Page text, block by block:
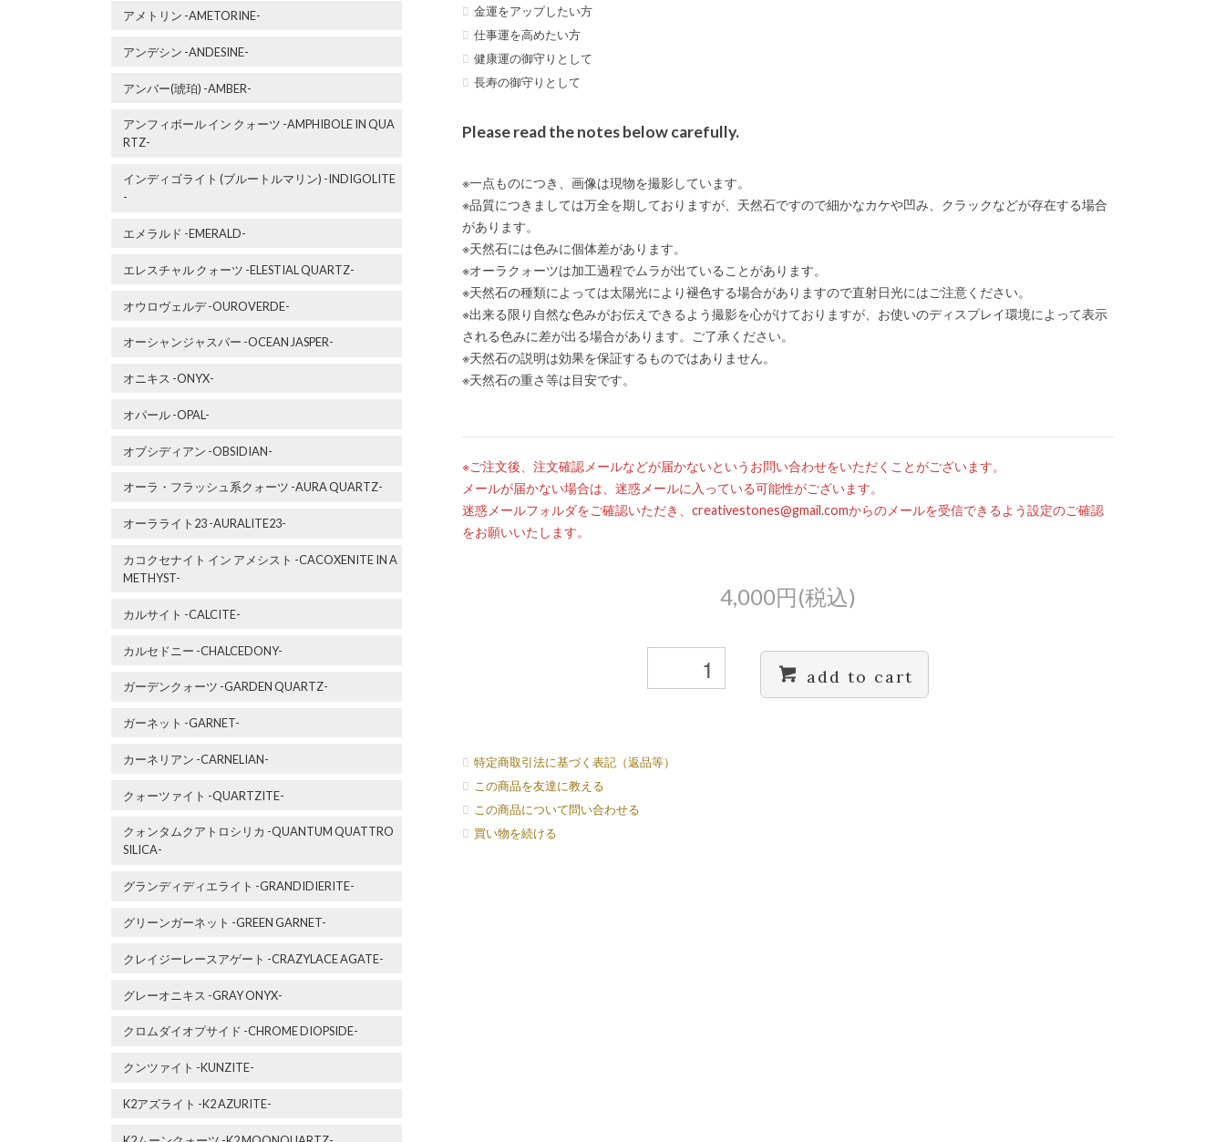
金運をアップしたい方
仕事運を高めたい方
健康運の御守りとして
長寿の御守りとして
Please read the notes below carefully.
※一点ものにつき、画像は現物を撮影しています。
※品質につきましては万全を期しておりますが、天然石ですので細かなカケや凹み、クラックなどが存在する場合
があります。
※天然石には色みに個体差があります。
※オーラクォーツは加工過程でムラが出ていることがあります。
※天然石の種類によっては太陽光により褪色する場合がありますので直射日光にはご注意ください。
※出来る限り自然な色みがお伝えできるよう撮影を心がけておりますが、お使いのディスプレイ環境によって表示
される色みに差が出る場合があります。ご了承ください。
※天然石の説明は効果を保証するものではありません。
※天然石の重さ等は目安です。
※ご注文後、注文確認メールなどが届かないというお問い合わせをいただくことがございます。
メールが届かない場合は、迷惑メールに入っている可能性がございます。
迷惑メールフォルダをご確認いただき、creativestones@gmail.comからのメールを受信できるよう設定のご確認
をお願いいたします。
4,000円(税込)
add to cart
特定商取引法に基づく表記（返品等）
この商品を友達に教える
この商品について問い合わせる
買い物を続ける
アメトリン -AMETORINE-
アンデシン -ANDESINE-
アンバー(琥珀) -AMBER-
アンフィボール イン クォーツ -AMPHIBOLE IN QUA
RTZ-
インディゴライト (ブルートルマリン) -INDIGOLITE
-
エメラルド -EMERALD-
エレスチャル クォーツ -ELESTIAL QUARTZ-
オウロヴェルデ -OUROVERDE-
オーシャンジャスパー -OCEAN JASPER-
オニキス -ONYX-
オパール -OPAL-
オブシディアン -OBSIDIAN-
オーラ・フラッシュ系クォーツ -AURA QUARTZ-
オーラライト23 -AURALITE23-
カコクセナイト イン アメシスト -CACOXENITE IN A
METHYST-
カルサイト -CALCITE-
カルセドニー -CHALCEDONY-
ガーデンクォーツ -GARDEN QUARTZ-
ガーネット -GARNET-
カーネリアン -CARNELIAN-
クォーツァイト -QUARTZITE-
クォンタムクアトロシリカ -QUANTUM QUATTRO
SILICA-
グランディディエライト -GRANDIDIERITE-
グリーンガーネット -GREEN GARNET-
クレイジーレースアゲート -CRAZYLACE AGATE-
グレーオニキス -GRAY ONYX-
クロムダイオプサイド -CHROME DIOPSIDE-
クンツァイト -KUNZITE-
K2アズライト -K2 AZURITE-